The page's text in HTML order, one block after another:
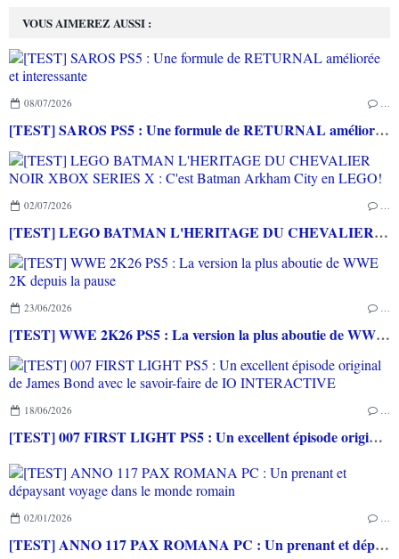
VOUS AIMEREZ AUSSI :
08/07/2026 …
[TEST] SAROS PS5 : Une formule de RETURNAL améliorée et interessante
02/07/2026 …
[TEST] LEGO BATMAN L'HERITAGE DU CHEVALIER NOIR XBOX SERIES X : C'est Batman Arkham City en LEGO!
23/06/2026 …
[TEST] WWE 2K26 PS5 : La version la plus aboutie de WWE 2K depuis la pause
18/06/2026 …
[TEST] 007 FIRST LIGHT PS5 : Un excellent épisode original de James Bond avec le savoir-faire de IO INTERACTIVE
02/01/2026 …
[TEST] ANNO 117 PAX ROMANA PC : Un prenant et dépaysant voyage dans le monde romain